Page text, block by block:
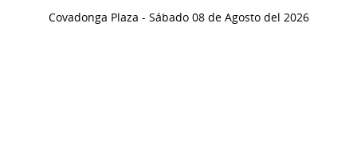
Covadonga Plaza - Sábado 08 de Agosto del 2026